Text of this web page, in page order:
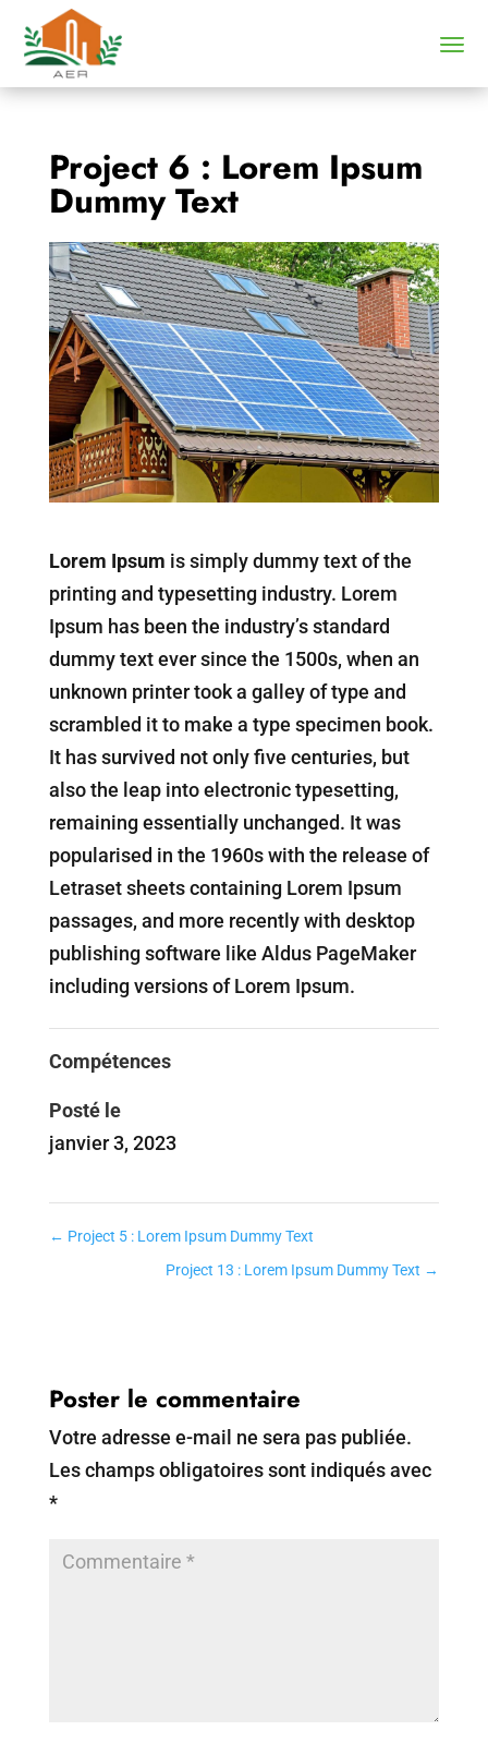
Project 6 : Lorem Ipsum
Dummy Text
Lorem Ipsum is simply dummy text of the
printing and typesetting industry. Lorem
Ipsum has been the industry’s standard
dummy text ever since the 1500s, when an
unknown printer took a galley of type and
scrambled it to make a type specimen book.
It has survived not only five centuries, but
also the leap into electronic typesetting,
remaining essentially unchanged. It was
popularised in the 1960s with the release of
Letraset sheets containing Lorem Ipsum
passages, and more recently with desktop
publishing software like Aldus PageMaker
including versions of Lorem Ipsum.
Compétences
Posté le
janvier 3, 2023
← Project 5 : Lorem Ipsum Dummy Text
Project 13 : Lorem Ipsum Dummy Text →
Poster le commentaire
Votre adresse e-mail ne sera pas publiée.
Les champs obligatoires sont indiqués avec
*